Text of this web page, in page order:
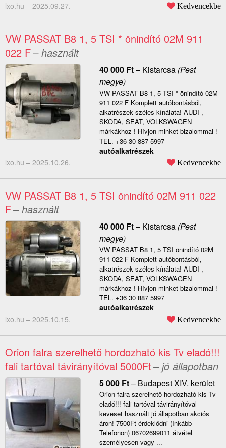
lxo.hu – 2025.09.27. Kedvencekbe
VW PASSAT B8 1, 5 TSI * önindító 02M 911
022 F– használt
40 000 Ft– Kistarcsa(Pest
megye)
VW PASSAT B8 1, 5 TSI * önindító 02M
911 022 F Komplett autóbontásból,
alkatrészek széles kínálata! AUDI ,
SKODA, SEAT, VOLKSWAGEN
márkákhoz ! Hívjon minket bizalommal !
TEL. +36 30 887 5997
autóalkatrészek
lxo.hu – 2025.10.26. Kedvencekbe
VW PASSAT B8 1, 5 TSI önindító 02M 911 022
F– használt
40 000 Ft– Kistarcsa(Pest
megye)
VW PASSAT B8 1, 5 TSI önindító 02M
911 022 F Komplett autóbontásból,
alkatrészek széles kínálata! AUDI ,
SKODA, SEAT, VOLKSWAGEN
márkákhoz ! Hívjon minket bizalommal !
TEL. +36 30 887 5997
autóalkatrészek
lxo.hu – 2025.10.15. Kedvencekbe
Orion falra szerelhető hordozható kis Tv eladó!!!
fali tartóval távirányítóval 5000Ft– jó állapotban
5 000 Ft– Budapest XIV. kerület
Orion falra szerelhető hordozható kis Tv
eladó!!! fali tartóval távirányítóval
keveset használt jó állapotban akciós
áron! 7500Ft érdeklődni (Inkább
Telefonon) 06702699011 átvétel
személyesen vagy ...